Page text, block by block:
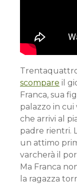
Trentaquattro
scompare il
Franca, sua
palazzo in cui
che arrivi al
padre rientri.
un attimo
varcherà il
Ma Franca
la ragazza